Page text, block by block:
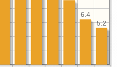
5.2
6.4